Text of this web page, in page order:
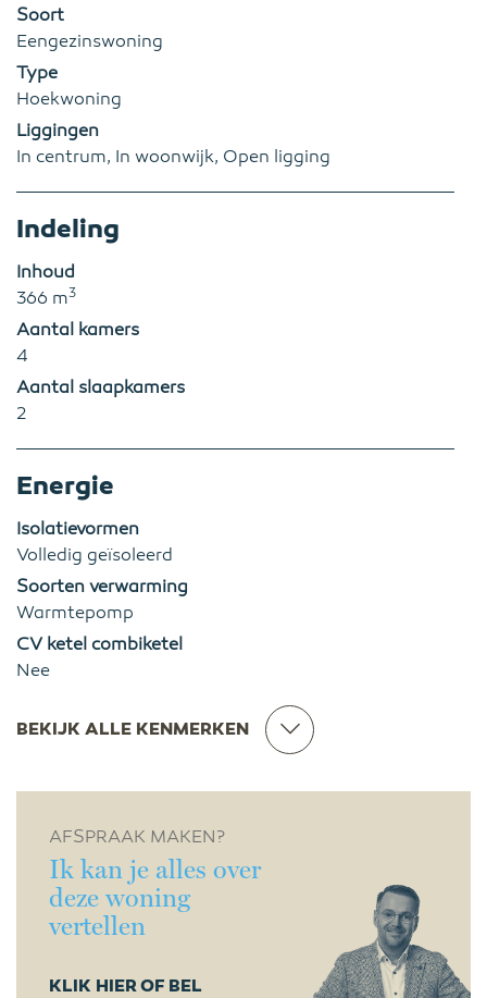
Soort
Eengezinswoning
Type
Hoekwoning
Liggingen
In centrum, In woonwijk, Open ligging
Indeling
Inhoud
366 m3
Aantal kamers
4
Aantal slaapkamers
2
Energie
Isolatievormen
Volledig geïsoleerd
Soorten verwarming
Warmtepomp
CV ketel combiketel
Nee
BEKIJK ALLE KENMERKEN
AFSPRAAK MAKEN?
Ik kan je alles over
deze woning
vertellen
KLIK HIER OF BEL